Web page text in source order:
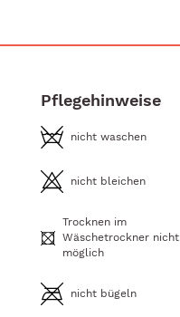
Pflegehinweise
nicht waschen
nicht bleichen
Trocknen im
Wäschetrockner nicht
möglich
nicht bügeln